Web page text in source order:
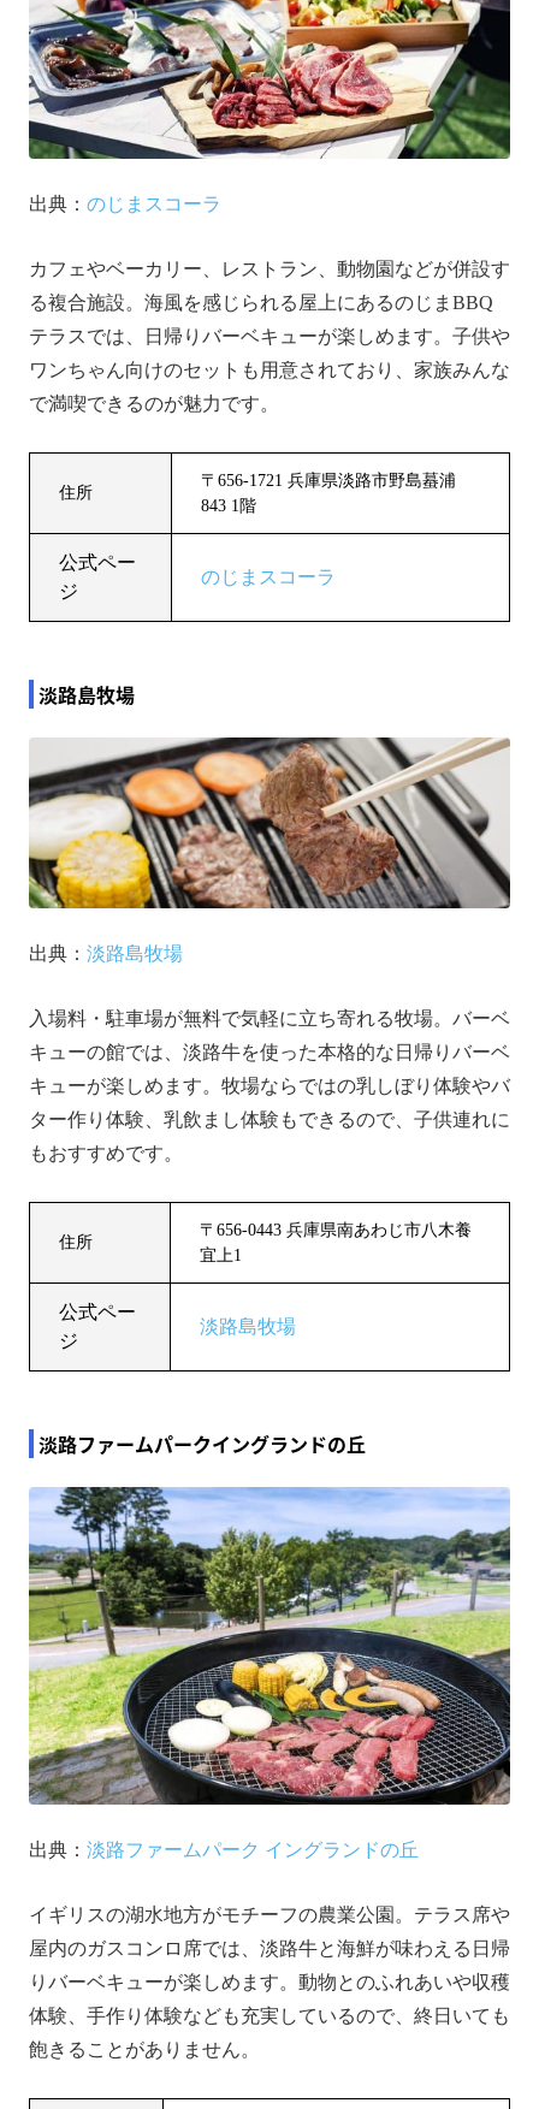
出典： のじまスコーラ
カフェやベーカリー、レストラン、動物園などが併設す
る複合施設。海風を感じられる屋上にあるのじまBBQ
テラスでは、日帰りバーベキューが楽しめます。子供や
ワンちゃん向けのセットも用意されており、家族みんな
で満喫できるのが魅力です。
住所
〒656-1721 兵庫県淡路市野島蟇浦
843 1階
公式ペー
ジ
のじまスコーラ
淡路島牧場
出典： 淡路島牧場
入場料・駐車場が無料で気軽に立ち寄れる牧場。バーベ
キューの館では、淡路牛を使った本格的な日帰りバーベ
キューが楽しめます。牧場ならではの乳しぼり体験やバ
ター作り体験、乳飲まし体験もできるので、子供連れに
もおすすめです。
住所
〒656-0443 兵庫県南あわじ市八木養
宜上1
公式ペー
ジ
淡路島牧場
淡路ファームパークイングランドの丘
出典： 淡路ファームパーク イングランドの丘
イギリスの湖水地方がモチーフの農業公園。テラス席や
屋内のガスコンロ席では、淡路牛と海鮮が味わえる日帰
りバーベキューが楽しめます。動物とのふれあいや収穫
体験、手作り体験なども充実しているので、終日いても
飽きることがありません。